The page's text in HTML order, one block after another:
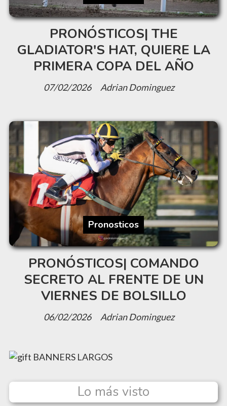
PRONÓSTICOS| THE
GLADIATOR'S HAT, QUIERE LA
PRIMERA COPA DEL AÑO
Adrian Dominguez
07/02/2026
PRONÓSTICOS| COMANDO
SECRETO AL FRENTE DE UN
VIERNES DE BOLSILLO
Adrian Dominguez
Pronosticos
06/02/2026
Lo más visto